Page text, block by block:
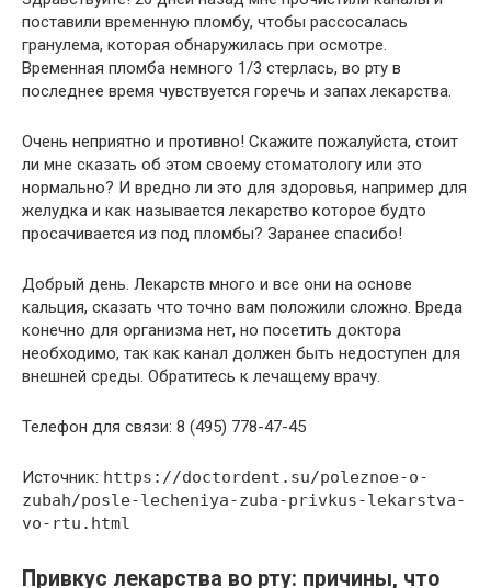
поставили временную пломбу, чтобы рассосалась
гранулема, которая обнаружилась при осмотре.
Временная пломба немного 1/3 стерлась, во рту в
последнее время чувствуется горечь и запах лекарства.
Очень неприятно и противно! Скажите пожалуйста, стоит
ли мне сказать об этом своему стоматологу или это
нормально? И вредно ли это для здоровья, например для
желудка и как называется лекарство которое будто
просачивается из под пломбы? Заранее спасибо!
Добрый день. Лекарств много и все они на основе
кальция, сказать что точно вам положили сложно. Вреда
конечно для организма нет, но посетить доктора
необходимо, так как канал должен быть недоступен для
внешней среды. Обратитесь к лечащему врачу.
Телефон для связи: 8 (495) 778-47-45
Источник: https://doctordent.su/poleznoe-o-
zubah/posle-lecheniya-zuba-privkus-lekarstva-
vo-rtu.html
Привкус лекарства во рту: причины, что